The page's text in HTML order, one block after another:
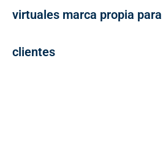
virtuales marca propia
clientes